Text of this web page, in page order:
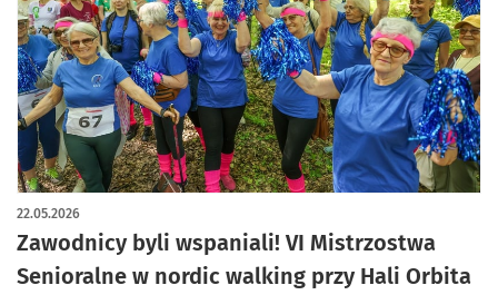
Zawodnicy byli wspaniali! VI Mistrzostwa
Senioralne w nordic walking przy Hali Orbita
22.05.2026
artykuł z galerią zdjęć